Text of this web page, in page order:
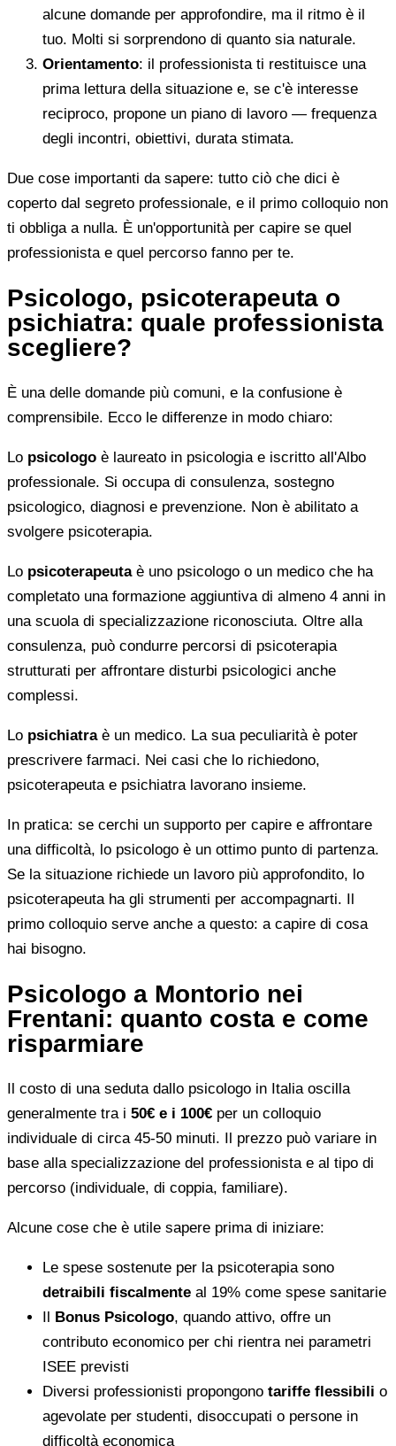
alcune domande per approfondire, ma il ritmo è il
tuo. Molti si sorprendono di quanto sia naturale.
Orientamento: il professionista ti restituisce una
prima lettura della situazione e, se c'è interesse
reciproco, propone un piano di lavoro — frequenza
degli incontri, obiettivi, durata stimata.
Due cose importanti da sapere: tutto ciò che dici è
coperto dal segreto professionale, e il primo colloquio non
ti obbliga a nulla. È un'opportunità per capire se quel
professionista e quel percorso fanno per te.
Psicologo, psicoterapeuta o
psichiatra: quale professionista
scegliere?
È una delle domande più comuni, e la confusione è
comprensibile. Ecco le differenze in modo chiaro:
Lo psicologo è laureato in psicologia e iscritto all'Albo
professionale. Si occupa di consulenza, sostegno
psicologico, diagnosi e prevenzione. Non è abilitato a
svolgere psicoterapia.
Lo psicoterapeutaè uno psicologo o un medico che ha
completato una formazione aggiuntiva di almeno 4 anni in
una scuola di specializzazione riconosciuta. Oltre alla
consulenza, può condurre percorsi di psicoterapia
strutturati per affrontare disturbi psicologici anche
complessi.
Lo psichiatraè un medico. La sua peculiarità è poter
prescrivere farmaci. Nei casi che lo richiedono,
psicoterapeuta e psichiatra lavorano insieme.
In pratica: se cerchi un supporto per capire e affrontare
una difficoltà, lo psicologo è un ottimo punto di partenza.
Se la situazione richiede un lavoro più approfondito, lo
psicoterapeuta ha gli strumenti per accompagnarti. Il
primo colloquio serve anche a questo: a capire di cosa
hai bisogno.
Psicologo a Montorio nei
Frentani: quanto costa e come
risparmiare
Il costo di una seduta dallo psicologo in Italia oscilla
generalmente tra i 50€ e i 100€ per un colloquio
individuale di circa 45-50 minuti. Il prezzo può variare in
base alla specializzazione del professionista e al tipo di
percorso (individuale, di coppia, familiare).
Alcune cose che è utile sapere prima di iniziare:
Le spese sostenute per la psicoterapia sono
detraibili fiscalmente al 19% come spese sanitarie
Il Bonus Psicologo, quando attivo, offre un
contributo economico per chi rientra nei parametri
ISEE previsti
Diversi professionisti propongono tariffe flessibili o
agevolate per studenti, disoccupati o persone in
difficoltà economica